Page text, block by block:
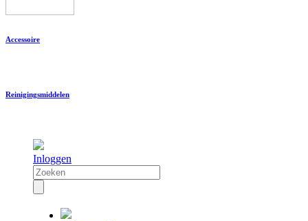
Accessoire
Reinigingsmiddelen
Inloggen